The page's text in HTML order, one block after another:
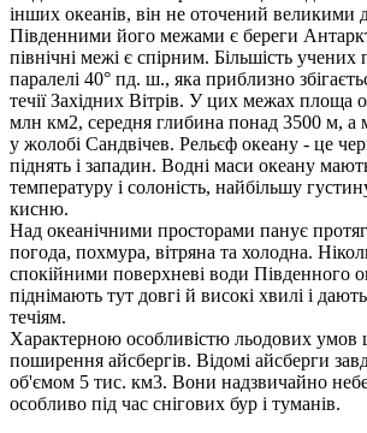
інших океанів, він не оточений великими
Південними його межами є береги
північні межі є спірним. Більшість учених
паралелі 40° пд. ш., яка приблизно
течії Західних Вітрів. У цих межах площа
млн км2, середня глибина понад 3500 м, а
у жолобі Сандвічев. Рельєф океану - це
піднять і западин. Водні маси океану
температуру і солоність, найбільшу
кисню.
Над океанічними просторами панує
погода, похмура, вітряна та холодна.
спокійними поверхневі води Південного
піднімають тут довгі й високі хвилі і
течіям.
Характерною особливістю льодових умов
поширення айсбергів. Відомі айсберги
об'ємом 5 тис. км3. Вони надзвичайно
особливо під час снігових бур і туманів.